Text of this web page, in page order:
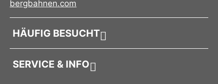
bergbahnen.com
HÄUFIG BESUCHT
SERVICE & INFO